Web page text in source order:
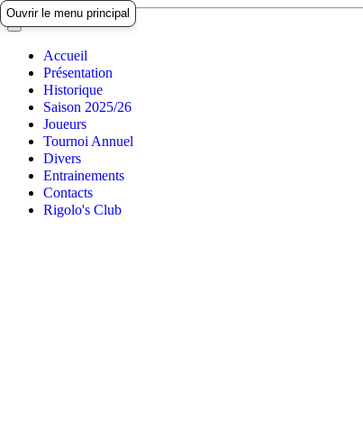
Accueil
Présentation
Historique
Saison 2025/26
Joueurs
Tournoi Annuel
Divers
Entrainements
Contacts
Rigolo's Club
Ouvrir le menu principal